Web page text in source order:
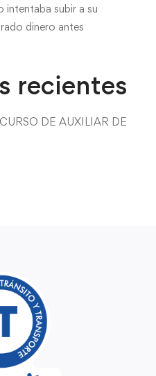
intentaba subir a su
dinero antes
recientes
DE AUXILIAR DE